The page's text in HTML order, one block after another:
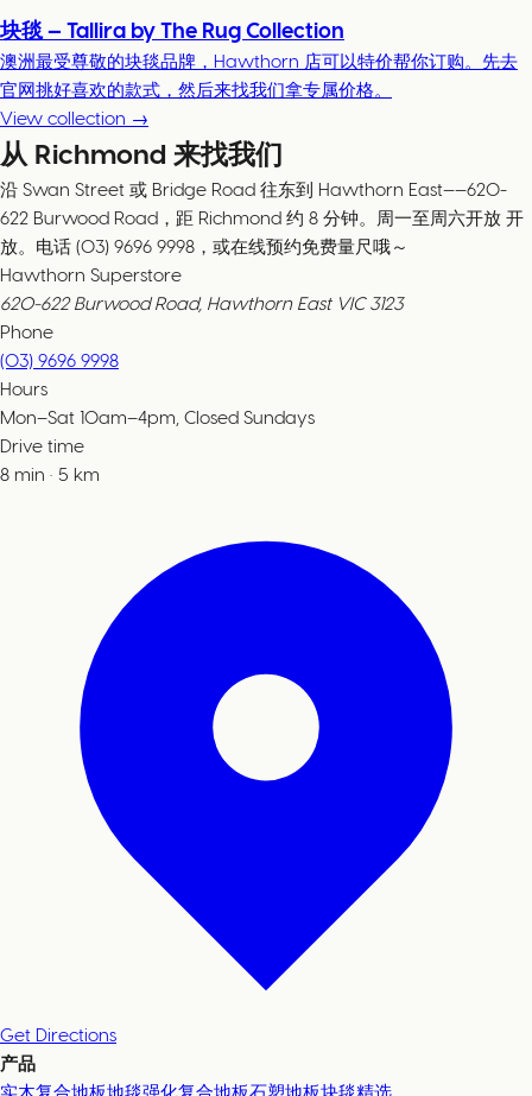
块毯 — Tallira by The Rug Collection
澳洲最受尊敬的块毯品牌，Hawthorn 店可以特价帮你订购。先去
官网挑好喜欢的款式，然后来找我们拿专属价格。
View collection →
从 Richmond 来找我们
沿 Swan Street 或 Bridge Road 往东到 Hawthorn East——620-
622 Burwood Road，距 Richmond 约 8 分钟。周一至周六开放 开
放。电话 (03) 9696 9998，或在线预约免费量尺哦～
Hawthorn Superstore
620-622 Burwood Road, Hawthorn East VIC 3123
Phone
(03) 9696 9998
Hours
Mon–Sat 10am–4pm, Closed Sundays
Drive time
8 min · 5 km
Get Directions
产品
实木复合地板地毯强化复合地板石塑地板块毯精选